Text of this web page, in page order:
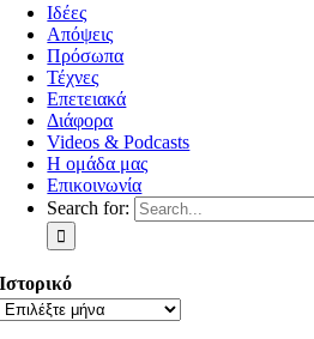
Ιδέες
Απόψεις
Πρόσωπα
Τέχνες
Επετειακά
Διάφορα
Videos & Podcasts
Η ομάδα μας
Επικοινωνία
Search for:
Ιστορικό